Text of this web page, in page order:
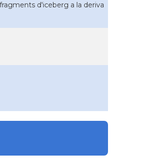
d'iceberg a la deriva